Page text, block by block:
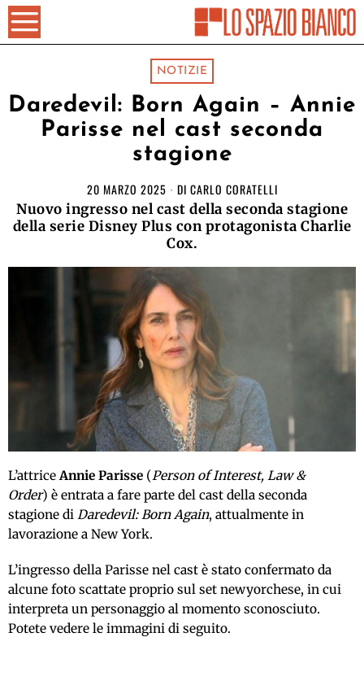
NOTIZIE
Daredevil: Born Again – Annie
Parisse nel cast seconda
stagione
20 MARZO 2025 DI CARLO CORATELLI
Nuovo ingresso nel cast della seconda stagione
della serie Disney Plus con protagonista Charlie
Cox.
L’attrice Annie Parisse (Person of Interest, Law &
Order) è entrata a fare parte del cast della seconda
stagione di Daredevil: Born Again, attualmente in
lavorazione a New York.
L’ingresso della Parisse nel cast è stato confermato da
alcune foto scattate proprio sul set newyorchese, in cui
interpreta un personaggio al momento sconosciuto.
Potete vedere le immagini di seguito.